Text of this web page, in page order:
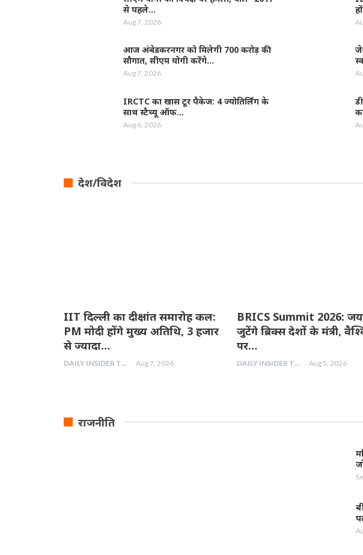
से पहले…
Aug 7, 2026
आज अंबेडकरनगर को मिलेगी 700 करोड़ की
सौगात, सीएम योगी करेंगे…
Aug 7, 2026
IRCTC का खास टूर पैकेज: 4 ज्योतिर्लिंग के
साथ स्टैच्यू ऑफ…
Aug 6, 2026
देश/विदेश
IIT दिल्ली का दीक्षांत समारोह कल:
PM मोदी होंगे मुख्य अतिथि, 3 हजार
से ज्यादा…
DAILY INSIDER TEAM Aug 7, 2026
BRICS Summit 2026:
जुटेंगे ब्रिक्स देशों के मंत्री,
पर…
DAILY INSIDER TEAM Aug 5, 2026
राजनीति